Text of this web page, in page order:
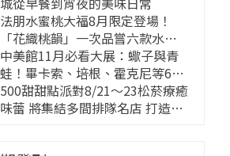
法朋水蜜桃大福8月限定登場！
「花織桃韻」一次品嘗六款水蜜
桃花果大福
中美館11月必看大展：蠍子與青
蛙！畢卡索、培根、霍克尼等66
件國巨典藏亮相
500甜甜點派對8/21～23松菸療癒
味蕾 將集結多間排隊名店 打造靈